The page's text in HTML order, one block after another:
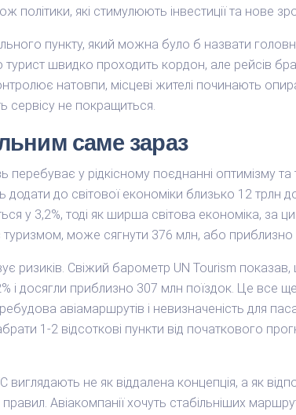
політики, які стимулюють інвестиції та нове
пункту, який можна було б назвати
турист швидко проходить кордон, але рейсів
натовпи, місцеві жителі починають
сервісу не покращиться.
саме зараз
перебуває у рідкісному поєднанні оптимізму
до світової економіки близько 12 трлн
у 3,2%, тоді як ширша світова економіка,
туризмом, може сягнути 376 млн, або
ризиків. Свіжий барометр UN Tourism
і досягли приблизно 307 млн поїздок. Це все
авіамаршрутів і невизначеність для
1-2 відсоткові пункти від початкового
виглядають не як віддалена концепція, а як
Авіакомпанії хочуть стабільніших